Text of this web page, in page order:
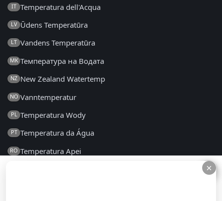
×
IT Temperatura dell'Acqua
LV Ūdens Temperatūra
LT Vandens Temperatūra
MK Температура на Водата
NZ New Zealand Watertemp
NO Vanntemperatur
PL Temperatura Wody
PT Temperatura da Água
RO Temperatura Apei
×